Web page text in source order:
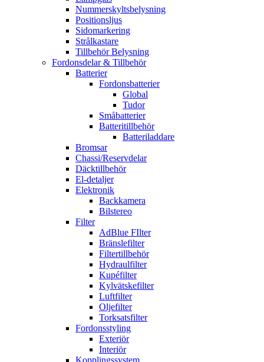
Nummerskyltsbelysning
Positionsljus
Sidomarkering
Strålkastare
Tillbehör Belysning
Fordonsdelar & Tillbehör
Batterier
Fordonsbatterier
Global
Tudor
Småbatterier
Batteritillbehör
Batteriladdare
Bromsar
Chassi/Reservdelar
Däcktillbehör
El-detaljer
Elektronik
Backkamera
Bilstereo
Filter
AdBlue FIlter
Bränslefilter
Filtertillbehör
Hydraulfilter
Kupéfilter
Kylvätskefilter
Luftfilter
Oljefilter
Torksatsfilter
Fordonsstyling
Exteriör
Interiör
Kopplingssystem